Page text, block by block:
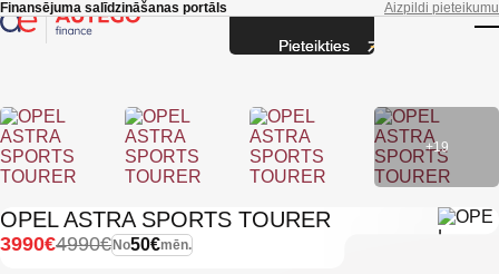
Skip to main content
Finansējuma salīdzināšanas portāls Aizpildi pieteikumu
+19
OPEL ASTRA SPORTS TOURER
No50€mēn.
4990€
3990€